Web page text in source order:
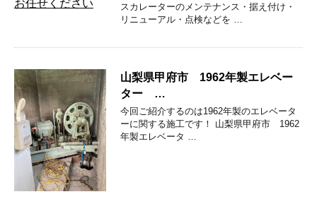
スカレーターのメンテナンス・据え付け・
リニューアル・点検などを …
山梨県甲府市 1962年製エレベー
ター …
今回ご紹介するのは1962年製のエレベータ
ーに関する施工です！ 山梨県甲府市 1962
年製エレベータ …